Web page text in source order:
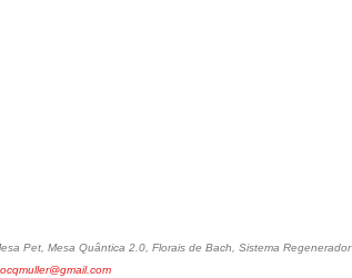
Pet, Mesa Quântica 2.0, Florais de Bach, Sistema Regenerador